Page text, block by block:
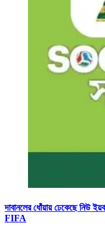
দাবানলের ধোঁয়ায় ঢেকেছে নিউ
FIFA